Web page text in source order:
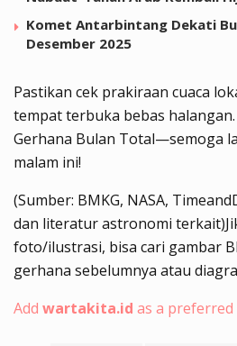
Komet Antarbintang Dekati
Desember 2025
Pastikan cek prakiraan cuaca
tempat terbuka bebas
Gerhana Bulan Total—semoga
malam ini!
(Sumber: BMKG, NASA,
dan literatur astronomi terkait)
foto/ilustrasi, bisa cari gambar
gerhana sebelumnya atau
Add wartakita.id as a